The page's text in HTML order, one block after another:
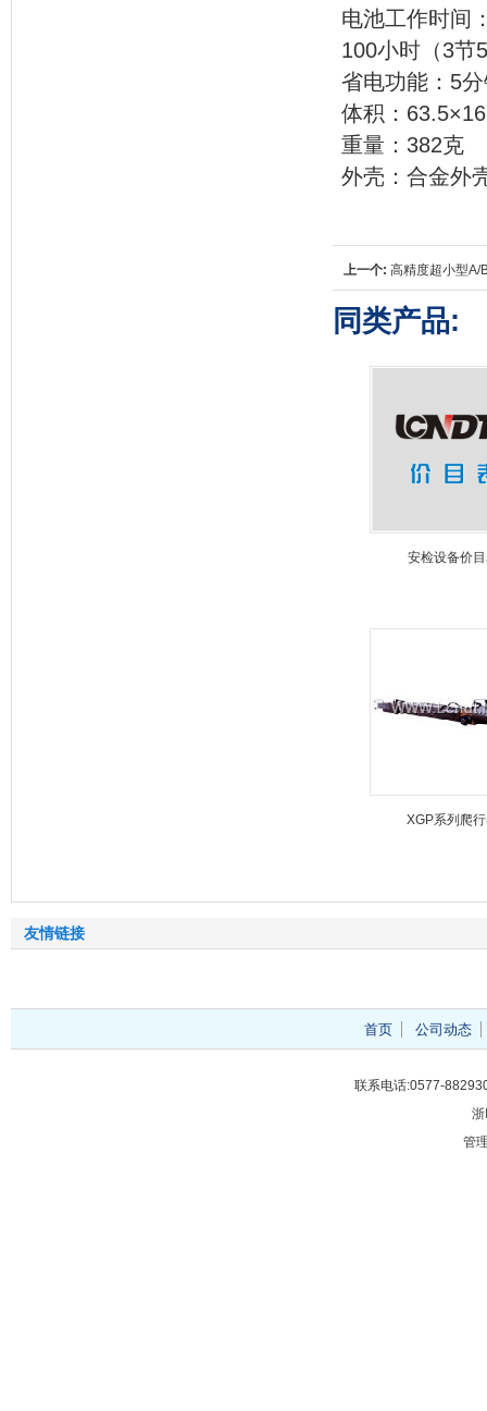
电池工作时间
100小时（3节
省电功能：5
体积：
重量：382克
外壳：合金外
上一个: 高精度超小型A/
同类产品:
安检设备价
XGP系列爬
友情链接
首页 公司动态
联系电话:0577-
管